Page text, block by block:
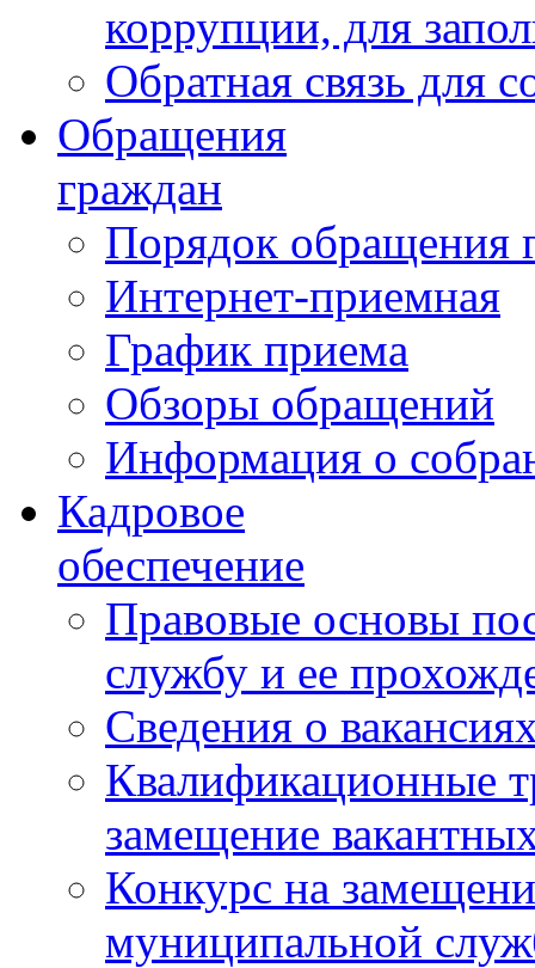
коррупции, для
Обратная связь для
Обращения
граждан
Порядок обращения
Интернет-приемная
График приема
Обзоры обращений
Информация о
Кадровое
обеспечение
Правовые основы
службу и ее
Сведения о
Квалификационные
замещение
Конкурс на
муниципальной